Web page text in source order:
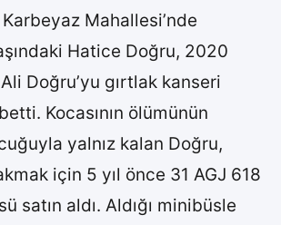
Karbeyaz Mahallesi’nde
Hatice Doğru, 2020
Ali Doğru’yu gırtlak kanseri
Kocasının ölümünün
yalnız kalan Doğru,
için 5 yıl önce 31 AGJ 618
satın aldı. Aldığı minibüsle